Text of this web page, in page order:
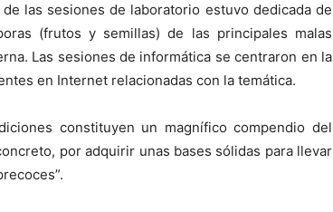
las sesiones de laboratorio estuvo dedicada de
(frutos y semillas) de las principales malas
Las sesiones de informática se centraron en la
en Internet relacionadas con la temática.
constituyen un magnífico compendio del
por adquirir unas bases sólidas para llevar